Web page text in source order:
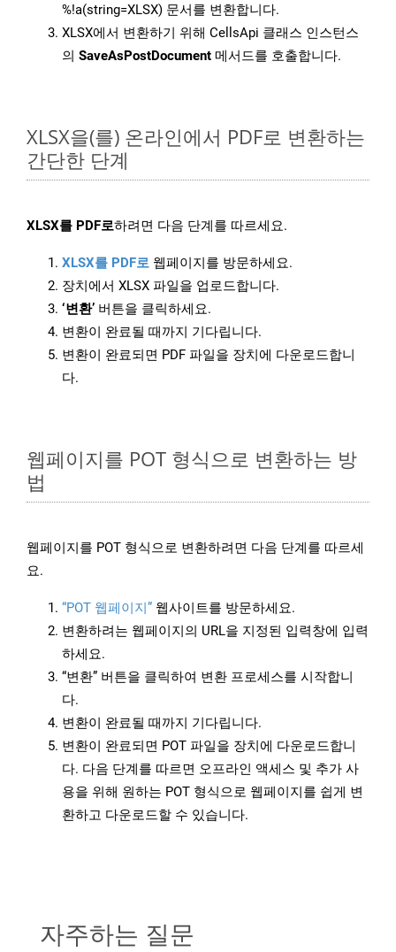
%!a(string=XLSX) 문서를 변환합니다.
XLSX에서 변환하기 위해 CellsApi 클래스 인스턴스
의 SaveAsPostDocument 메서드를 호출합니다.
XLSX을(를) 온라인에서 PDF로 변환하는
간단한 단계
XLSX를 PDF로하려면 다음 단계를 따르세요.
XLSX를 PDF로 웹페이지를 방문하세요.
장치에서 XLSX 파일을 업로드합니다.
‘변환’ 버튼을 클릭하세요.
변환이 완료될 때까지 기다립니다.
변환이 완료되면 PDF 파일을 장치에 다운로드합니
다.
웹페이지를 POT 형식으로 변환하는 방
법
웹페이지를 POT 형식으로 변환하려면 다음 단계를 따르세
요.
“POT 웹페이지” 웹사이트를 방문하세요.
변환하려는 웹페이지의 URL을 지정된 입력창에 입력
하세요.
“변환” 버튼을 클릭하여 변환 프로세스를 시작합니
다.
변환이 완료될 때까지 기다립니다.
변환이 완료되면 POT 파일을 장치에 다운로드합니
다. 다음 단계를 따르면 오프라인 액세스 및 추가 사
용을 위해 원하는 POT 형식으로 웹페이지를 쉽게 변
환하고 다운로드할 수 있습니다.
자주하는 질문